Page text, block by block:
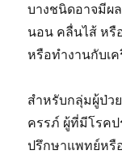
บางชนิดอาจมีผล
นอน คลื่นไส้ หรื
หรือทำงานกับเค
สำหรับกลุ่มผู้ป่ว
ครรภ์ ผู้ที่มีโรคป
ปรึกษาแพทย์หรื